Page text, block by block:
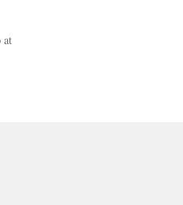
at